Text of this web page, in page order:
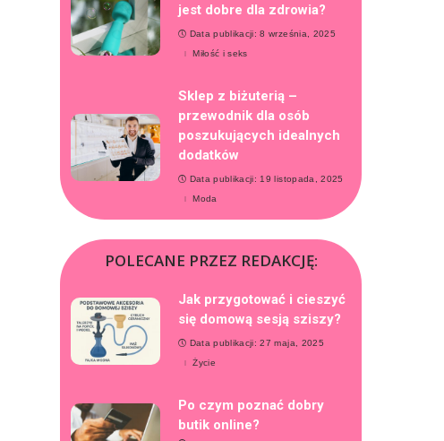
jest dobre dla zdrowia?
Data publikacji: 8 września, 2025
Miłość i seks
Sklep z biżuterią –
przewodnik dla osób
poszukujących idealnych
dodatków
Data publikacji: 19 listopada, 2025
Moda
POLECANE PRZEZ REDAKCJĘ:
Jak przygotować i cieszyć
się domową sesją sziszy?
Data publikacji: 27 maja, 2025
Życie
Po czym poznać dobry
butik online?